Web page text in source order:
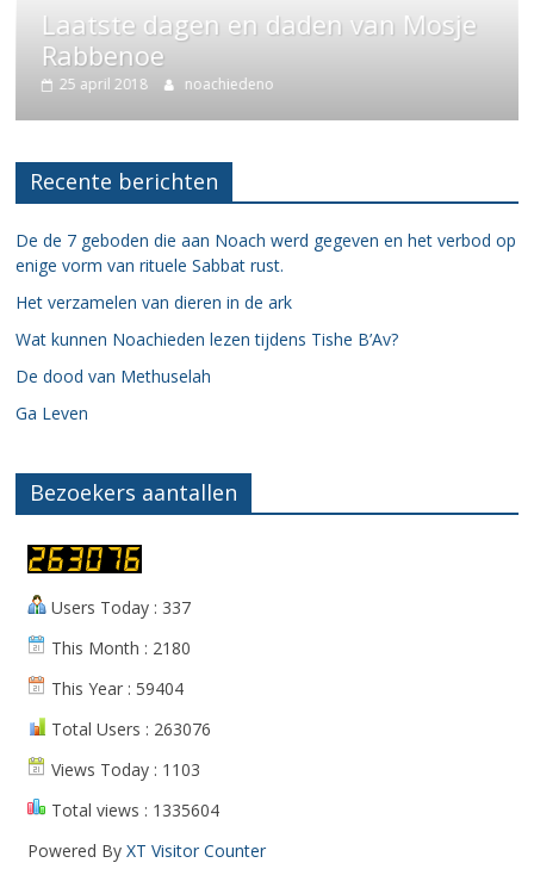
Laatste dagen en daden van Mosje
Rabbenoe
25 april 2018 noachiedeno
Recente berichten
De de 7 geboden die aan Noach werd gegeven en het verbod op
enige vorm van rituele Sabbat rust.
Het verzamelen van dieren in de ark
Wat kunnen Noachieden lezen tijdens Tishe B’Av?
De dood van Methuselah
Ga Leven
Bezoekers aantallen
Users Today : 337
This Month : 2180
This Year : 59404
Total Users : 263076
Views Today : 1103
Total views : 1335604
Powered ByXT Visitor Counter